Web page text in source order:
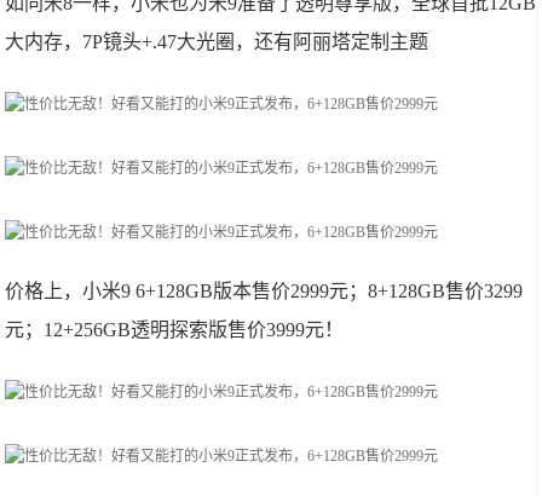
大内存，7P镜头+.47大光圈，还有阿丽塔定制主题
价格上，小米9 6+128GB版本售价2999元；8+128GB售价3299
元；12+256GB透明探索版售价3999元！